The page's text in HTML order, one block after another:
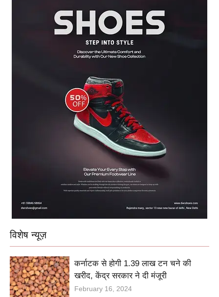
विशेष न्यूज़
कर्नाटक से होगी 1.39 लाख टन चने की
खरीद, केंद्र सरकार ने दी मंजूरी
February 16, 2024